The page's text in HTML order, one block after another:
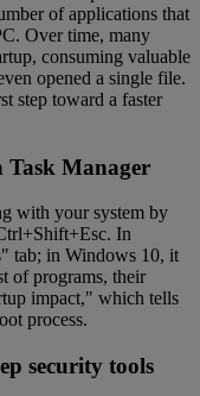
of applications that
Over time, many
consuming valuable
opened a single file.
step toward a faster
Task Manager
with your system by
In
tab; in Windows 10, it
of programs, their
impact," which tells
process.
security tools